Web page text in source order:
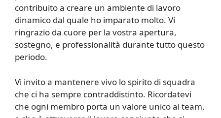
contribuito a creare un ambiente di lavoro
dinamico dal quale ho imparato molto. Vi
ringrazio da cuore per la vostra apertura,
sostegno, e professionalità durante tutto questo
periodo.
Vi invito a mantenere vivo lo spirito di squadra
che ci ha sempre contraddistinto. Ricordatevi
che ogni membro porta un valore unico al team,